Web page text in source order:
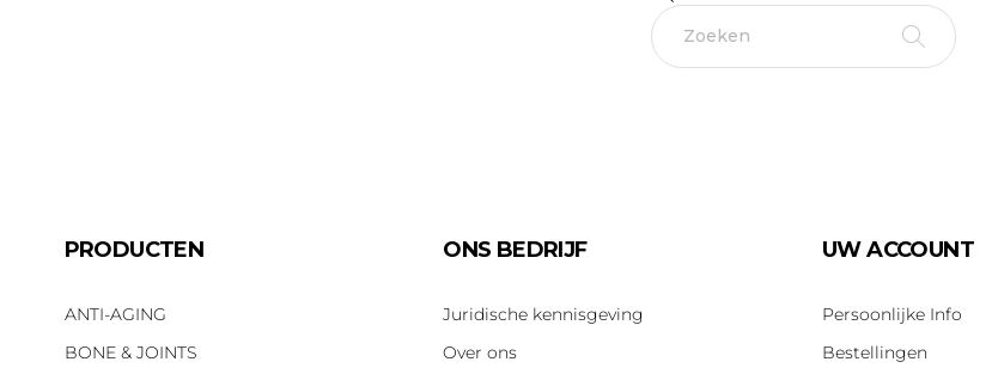
PRODUCTEN
ANTI-AGING
BONE & JOINTS
ONS BEDRIJF
Juridische kennisgeving
Over ons
UW ACCOUNT
Persoonlijke Info
Bestellingen